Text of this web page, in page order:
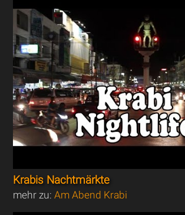
Krabis Nachtmärkte
mehr zu:Am Abend Krabi